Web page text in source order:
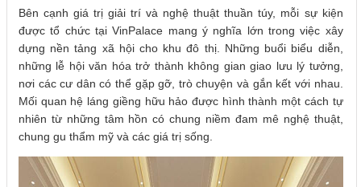
Bên cạnh giá trị giải trí và nghệ thuật thuần túy, mỗi sự kiện
được tổ chức tại VinPalace mang ý nghĩa lớn trong việc xây
dựng nền tảng xã hội cho khu đô thị. Những buổi biểu diễn,
những lễ hội văn hóa trở thành không gian giao lưu lý tưởng,
nơi các cư dân có thể gặp gỡ, trò chuyện và gắn kết với nhau.
Mối quan hệ láng giềng hữu hảo được hình thành một cách tự
nhiên từ những tâm hồn có chung niềm đam mê nghệ thuật,
chung gu thẩm mỹ và các giá trị sống.